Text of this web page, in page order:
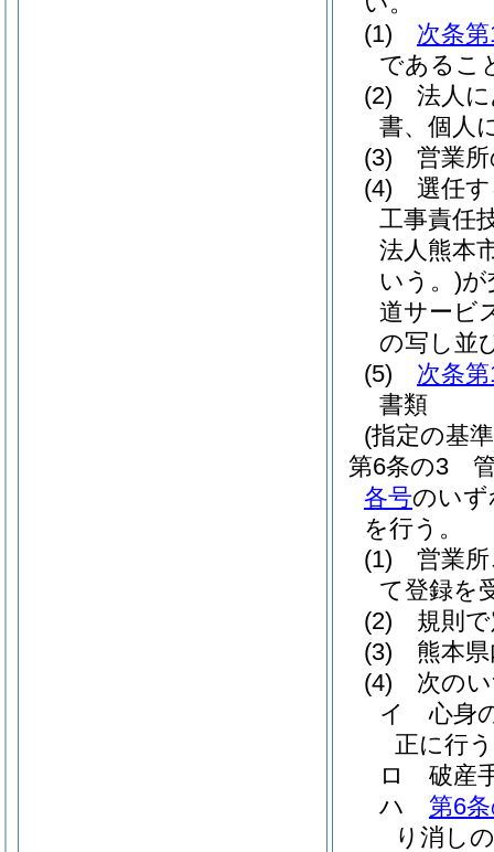
(1)
次条
であるこ
(2)
法人
書、個人
(3)
営業
(4)
選任
工事責任
法人熊本
いう。)が
道サービ
の写し並
(5)
次条
書類
(指定の基
第6条の3
各号のい
を行う。
(1)
営業
て登録を
(2)
規則
(3)
熊本
(4)
次の
イ
心身
正に行
ロ
破産
ハ
第6
り消し